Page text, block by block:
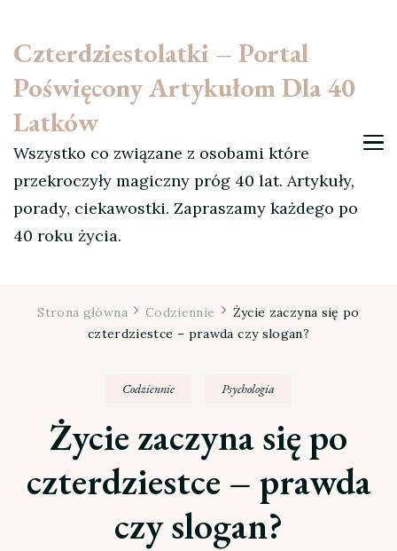
Czterdziestolatki – Portal
Poświęcony Artykułom Dla 40
Latków
Wszystko co związane z osobami które
przekroczyły magiczny próg 40 lat. Artykuły,
porady, ciekawostki. Zapraszamy każdego po
40 roku życia.
Strona główna Codziennie
Życie zaczyna się po
czterdziestce – prawda czy slogan?
Codziennie Psychologia
Życie zaczyna się po
czterdziestce – prawda
czy slogan?